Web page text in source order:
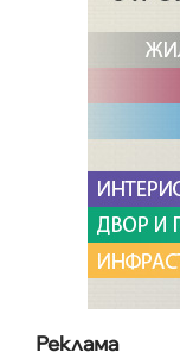
Реклама